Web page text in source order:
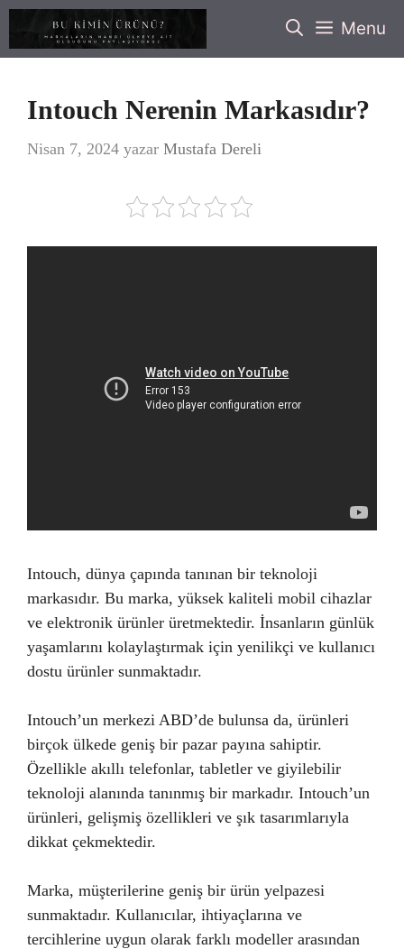
İçeriğe
Menu
Intouch Nerenin Markasıdır?
Nisan 7, 2024 yazar Mustafa Dereli
Intouch, dünya çapında tanınan bir teknoloji
markasıdır. Bu marka, yüksek kaliteli mobil cihazlar
ve elektronik ürünler üretmektedir. İnsanların günlük
yaşamlarını kolaylaştırmak için yenilikçi ve kullanıcı
dostu ürünler sunmaktadır.
Intouch’un merkezi ABD’de bulunsa da, ürünleri
birçok ülkede geniş bir pazar payına sahiptir.
Özellikle akıllı telefonlar, tabletler ve giyilebilir
teknoloji alanında tanınmış bir markadır. Intouch’un
ürünleri, gelişmiş özellikleri ve şık tasarımlarıyla
dikkat çekmektedir.
Marka, müşterilerine geniş bir ürün yelpazesi
sunmaktadır. Kullanıcılar, ihtiyaçlarına ve
tercihlerine uygun olarak farklı modeller arasından